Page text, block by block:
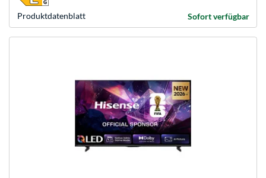
Produkt­datenblatt Sofort verfügbar